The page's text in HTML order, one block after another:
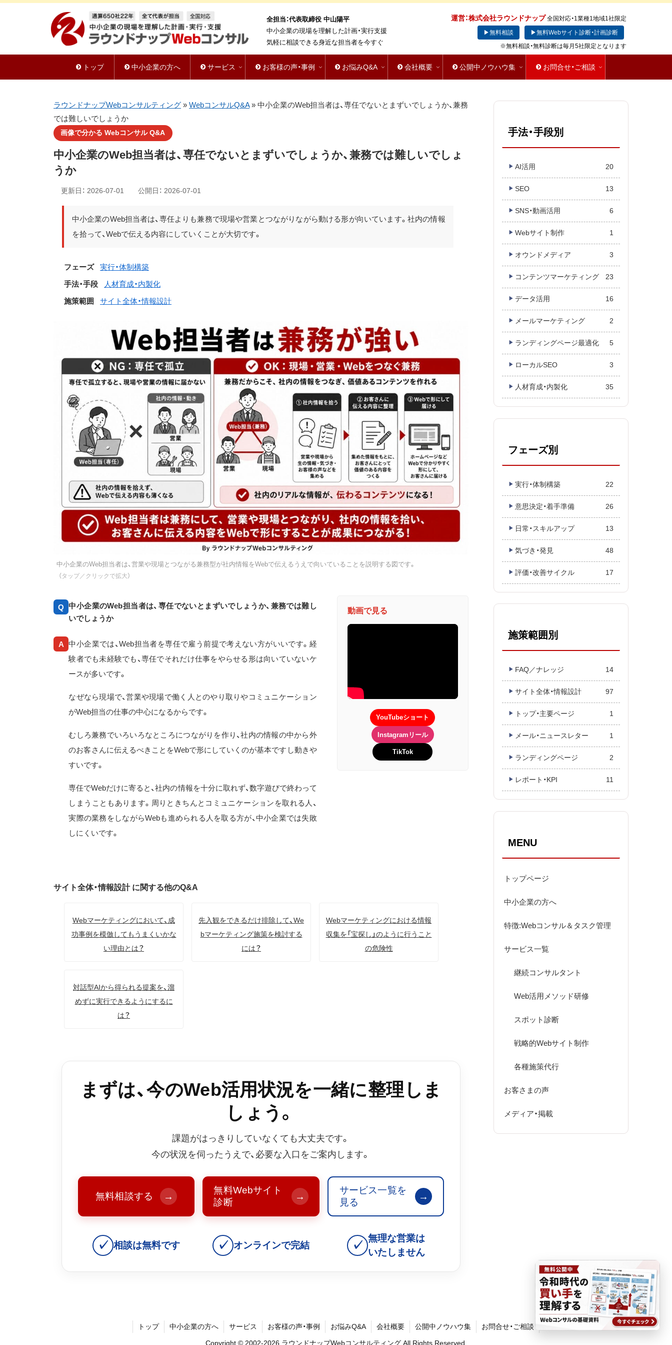
全担当：代表取締役 中山陽平
中小企業の現場を理解した計画・実行支援
気軽に相談できる身近な担当者を今すぐ
運営：株式会社ラウンドナップ 全国対応・1業種1地域1社限定
▶無料相談
▶無料Webサイト診断・計画診断
※無料相談・無料診断は毎月5社限定となります
トップ 中小企業の方へ サービス お客様の声・事例 お悩みQ&A 会社概要 公開中ノウハウ集 お問合せ・ご相談
ラウンドナップWebコンサルティング » WebコンサルQ&A» 中小企業のWeb担当者は、専任でないとまずいでしょうか、兼務
では難しいでしょうか
画像で分かる Webコンサル Q&A
中小企業のWeb担当者は、専任でないとまずいでしょうか、兼務では難しいでしょ
うか
更新日： 2026-07-01 公開日： 2026-07-01
中小企業のWeb担当者は、専任よりも兼務で現場や営業とつながりながら動ける形が向いています。社内の情報
を拾って、Webで伝える内容にしていくことが大切です。
フェーズ
実行・体制構築
手法・手段
人材育成・内製化
施策範囲
サイト全体・情報設計
中小企業のWeb担当者は、営業や現場とつながる兼務型が社内情報をWebで伝えるうえで向いていることを説明する図です。
（タップ／クリックで拡大）
Q
中小企業のWeb担当者は、専任でないとまずいでしょうか、兼務では難し
いでしょうか
A
中小企業では、Web担当者を専任で雇う前提で考えない方がいいです。経
験者でも未経験でも、専任でそれだけ仕事をやらせる形は向いていないケ
ースが多いです。
なぜなら現場で、営業や現場で働く人とのやり取りやコミュニケーション
がWeb担当の仕事の中心になるからです。
むしろ兼務でいろいろなところにつながりを作り、社内の情報の中から外
のお客さんに伝えるべきことをWebで形にしていくのが基本ですし動きや
すいです。
専任でWebだけに寄ると、社内の情報を十分に取れず、数字遊びで終わって
しまうこともあります。周りときちんとコミュニケーションを取れる人、
実際の業務をしながらWebも進められる人を取る方が、中小企業では失敗
しにくいです。
動画で見る
YouTubeショート
Instagramリール
TikTok
サイト全体・情報設計 に関する他のQ&A
Webマーケティングにおいて、成
功事例を模倣してもうまくいかな
い理由とは？
先入観をできるだけ排除して、We
bマーケティング施策を検討する
には？
Webマーケティングにおける情報
収集を「宝探し」のように行うこと
の危険性
対話型AIから得られる提案を、溜
めずに実行できるようにするに
は？
まずは、今のWeb活用状況を一緒に整理しま
しょう。
課題がはっきりしていなくても大丈夫です。
今の状況を伺ったうえで、必要な入口をご案内します。
無料相談する →
無料Webサイト
診断
→
サービス一覧を
見る
→
✓ 相談は無料です ✓ オンラインで完結 ✓
無理な営業は
いたしません
手法・手段別
AI活用 20
SEO 13
SNS・動画活用 6
Webサイト制作 1
オウンドメディア 3
コンテンツマーケティング 23
データ活用 16
メールマーケティング 2
ランディングページ最適化 5
ローカルSEO 3
人材育成・内製化 35
フェーズ別
実行・体制構築 22
意思決定・着手準備 26
日常・スキルアップ 13
気づき・発見 48
評価・改善サイクル 17
施策範囲別
FAQ／ナレッジ 14
サイト全体・情報設計 97
トップ・主要ページ 1
メール・ニュースレター 1
ランディングページ 2
レポート・KPI 11
MENU
トップページ
中小企業の方へ
特徴:Webコンサル＆タスク管理
サービス一覧
継続コンサルタント
Web活用メソッド研修
スポット診断
戦略的Webサイト制作
各種施策代行
お客さまの声
メディア・掲載
トップ 中小企業の方へ サービス お客様の声・事例 お悩みQ&A 会社概要 公開中ノウハウ集 お問合せ・ご相談
Copyright © 2002-2026 ラウンドナップWebコンサルティング All Rights Reserved.